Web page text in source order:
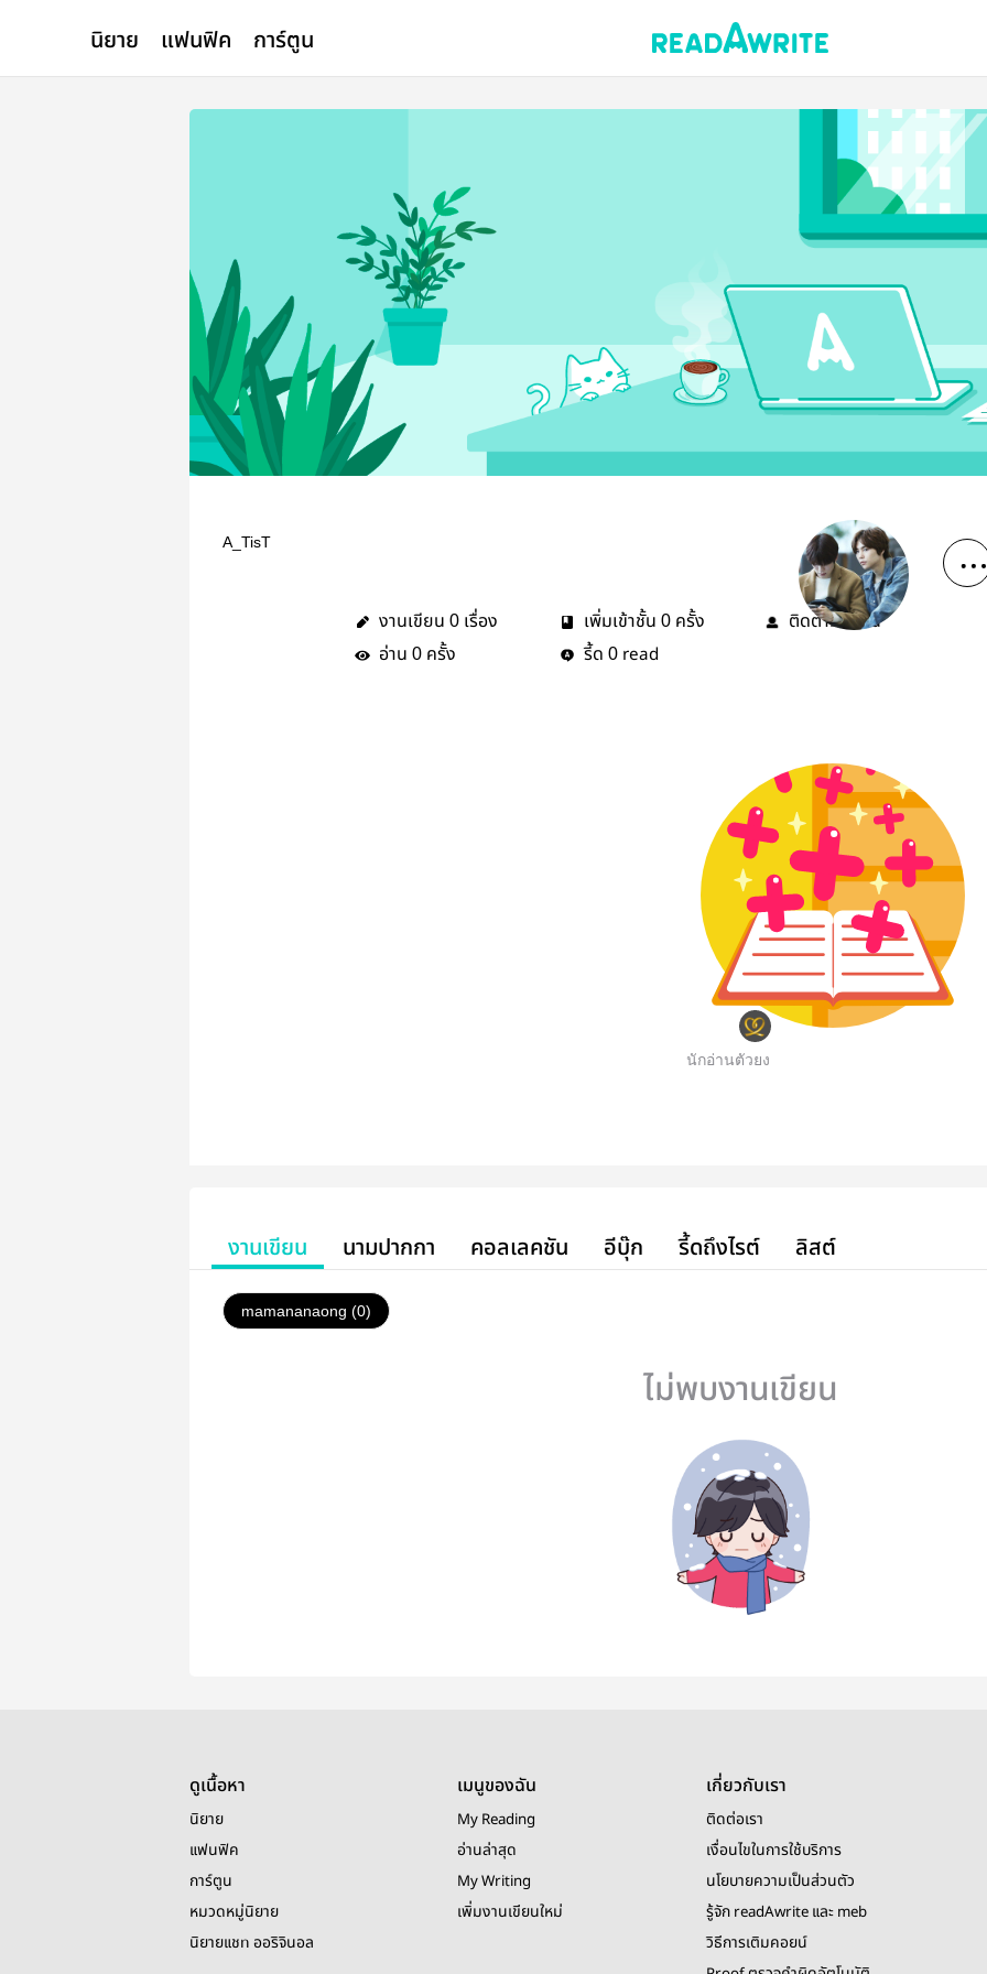
นิยาย แฟนฟิค การ์ตูน
A_TisT
งานเขียน 0 เรื่อง เพิ่มเข้าชั้น 0 ครั้ง ติดตาม0คน
อ่าน 0 ครั้ง รี้ด 0 read
นักอ่านตัวยง
งานเขียน นามปากกา คอลเลคชัน อีบุ๊ก รี้ดถึงไรต์ ลิสต์
mamananaong (0)
ไม่พบงานเขียน
ดูเนื้อหา
นิยาย
แฟนฟิค
การ์ตูน
หมวดหมู่นิยาย
นิยายแชท ออริจินอล
เมนูของฉัน
My Reading
อ่านล่าสุด
My Writing
เพิ่มงานเขียนใหม่
เกี่ยวกับเรา
ติดต่อเรา
เงื่อนไขในการใช้บริการ
นโยบายความเป็นส่วนตัว
รู้จัก readAwrite และ meb
วิธีการเติมคอยน์